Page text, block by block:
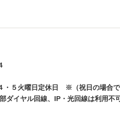
・５火曜日定休日 ※（祝日の場合
ダイヤル回線、IP・光回線は利用不